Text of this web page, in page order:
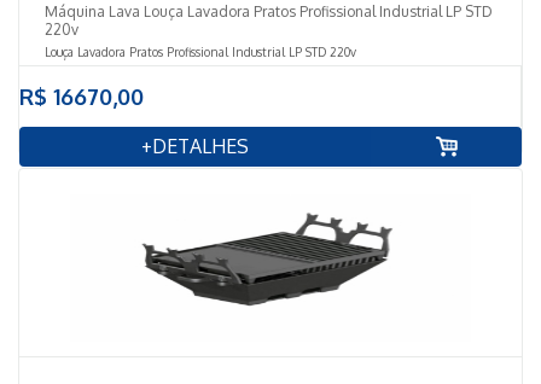
Máquina Lava Louça Lavadora Pratos Profissional Industrial LP STD
220v
Louça Lavadora Pratos Profissional Industrial LP STD 220v
R$ 16670,00
+DETALHES